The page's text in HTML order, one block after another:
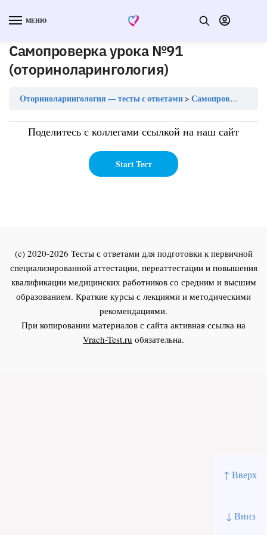
↑ Вверх
↓ Вниз
МЕНЮ
Самопроверка урока №91
(оториноларингология)
Оториноларингология — тесты с ответами Самопроверка урока №91 (оториноларингология)
Поделитесь с коллегами ссылкой на наш сайт
(c) 2020-2026 Тесты с ответами для подготовки к первичной
специализированной аттестации, переаттестации и повышения
квалификации медицинских работников со средним и высшим
образованием. Краткие курсы с лекциями и методическими
рекомендациями.
При копировании материалов с сайта активная ссылка на
Vrach-Test.ru обязательна.